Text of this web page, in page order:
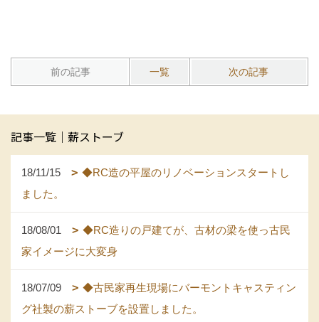
前の記事 一覧 次の記事
記事一覧｜薪ストーブ
18/11/15
◆RC造の平屋のリノベーションスタートし
ました。
18/08/01
◆RC造りの戸建てが、古材の梁を使っ古民
家イメージに大変身
18/07/09
◆古民家再生現場にバーモントキャスティン
グ社製の薪ストーブを設置しました。